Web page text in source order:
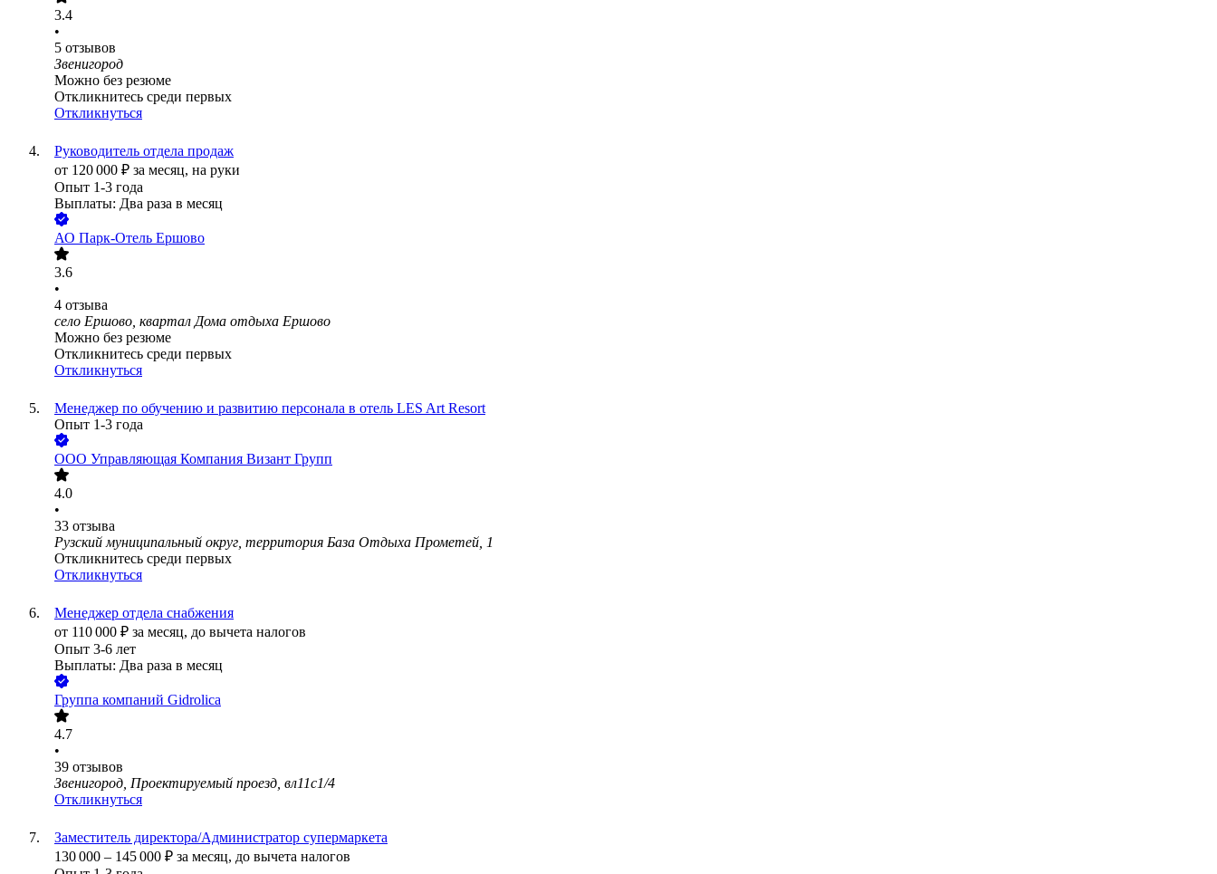
3.4
•
5 отзывов
Звенигород
Можно без резюме
Откликнитесь среди первых
Откликнуться
Руководитель отдела продаж
от 120 000 ₽ за месяц, на руки
Опыт 1-3 года
Выплаты: Два раза в месяц
АО Парк-Отель Ершово
3.6
•
4 отзыва
село Ершово, квартал Дома отдыха Ершово
Можно без резюме
Откликнитесь среди первых
Откликнуться
Менеджер по обучению и развитию персонала в отель LES Art Resort
Опыт 1-3 года
ООО Управляющая Компания Визант Групп
4.0
•
33 отзыва
Рузский муниципальный округ, территория База Отдыха Прометей, 1
Откликнитесь среди первых
Откликнуться
Менеджер отдела снабжения
от 110 000 ₽ за месяц, до вычета налогов
Опыт 3-6 лет
Выплаты: Два раза в месяц
Группа компаний Gidrolica
4.7
•
39 отзывов
Звенигород, Проектируемый проезд, вл11с1/4
Откликнуться
Заместитель директора/Администратор супермаркета
130 000 – 145 000 ₽ за месяц, до вычета налогов